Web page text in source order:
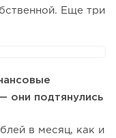
Еще три
они подтянулись
в месяц, как и